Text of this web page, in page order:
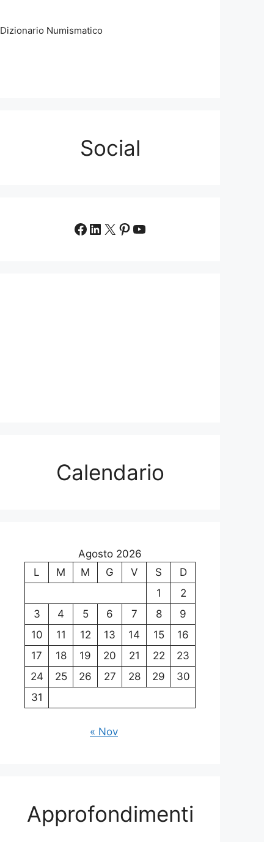
Dizionario Numismatico
Social
Facebook
LinkedIn
X Pinterest
YouTube
Calendario
Agosto 2026
L
M M G V S
D
1
2
3
4 5 6 7 8
9
10
11 12 13 14 15
16
17
18 19 20 21 22
23
24
25 26 27 28 29
30
31
« Nov
Approfondimenti